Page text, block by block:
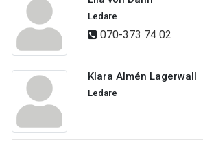
Ledare
070-373 74 02
Klara Almén Lagerwall
Ledare